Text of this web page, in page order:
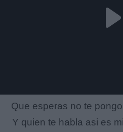
Que esperas no te
Y quien te habla asi es